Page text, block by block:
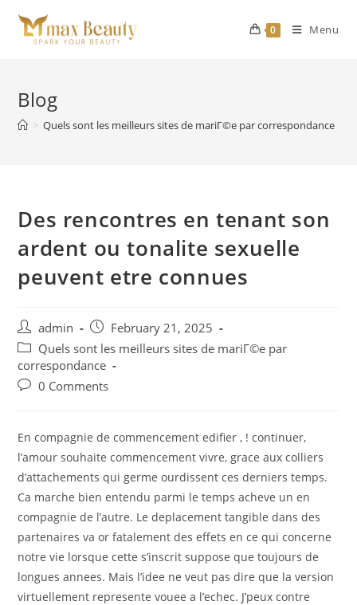
content
0 Menu
Blog
> Quels sont les meilleurs sites de mariГ©e par correspondance
Des rencontres en tenant son
ardent ou tonalite sexuelle
peuvent etre connues
Post
author:
admin
Post
published:
February 21, 2025
Post
category:
Quels sont les meilleurs sites de mariГ©e par
correspondance
Post0 Comments
En compagnie de commencement edifier , ! continuer,
l’amour souhaite commencement vivre, grace aux colliers
d’attachements qui germe ourdissent ces derniers temps.
Ca marche bien entendu parmi le temps acheve un en
compagnie de l’autre. Le deplacement tangible dans des
partenaires va or fatalement des effets en ce qui concerne
notre vie lorsque cette s’inscrit suppose que toujours de
longues annees. Mais l’idee ne veut pas dire que la version
virtuellement represente vouee a l’echec. J’peux contre